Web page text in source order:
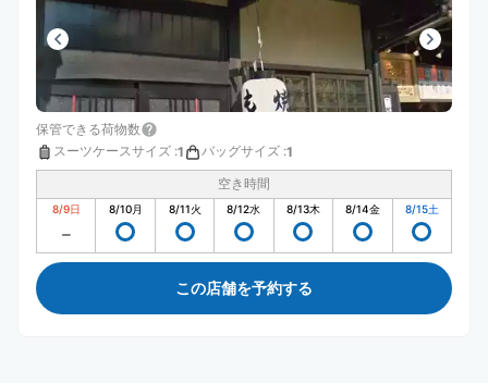
保管できる荷物数
スーツケースサイズ :1 バッグサイズ :1
空き時間
8/9日 8/10月 8/11火 8/12水 8/13木 8/14金 8/15土
この店舗を予約する